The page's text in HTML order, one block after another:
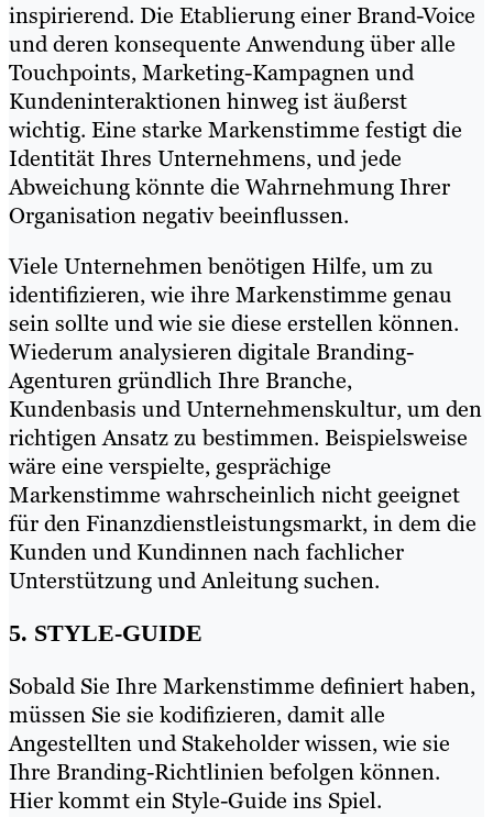
inspirierend. Die Etablierung einer Brand-Voice
und deren konsequente Anwendung über alle
Touchpoints, Marketing-Kampagnen und
Kundeninteraktionen hinweg ist äußerst
wichtig. Eine starke Markenstimme festigt die
Identität Ihres Unternehmens, und jede
Abweichung könnte die Wahrnehmung Ihrer
Organisation negativ beeinflussen.
Viele Unternehmen benötigen Hilfe, um zu
identifizieren, wie ihre Markenstimme genau
sein sollte und wie sie diese erstellen können.
Wiederum analysieren digitale Branding-
Agenturen gründlich Ihre Branche,
Kundenbasis und Unternehmenskultur, um den
richtigen Ansatz zu bestimmen. Beispielsweise
wäre eine verspielte, gesprächige
Markenstimme wahrscheinlich nicht geeignet
für den Finanzdienstleistungsmarkt, in dem die
Kunden und Kundinnen nach fachlicher
Unterstützung und Anleitung suchen.
5. STYLE-GUIDE
Sobald Sie Ihre Markenstimme definiert haben,
müssen Sie sie kodifizieren, damit alle
Angestellten und Stakeholder wissen, wie sie
Ihre Branding-Richtlinien befolgen können.
Hier kommt ein Style-Guide ins Spiel.